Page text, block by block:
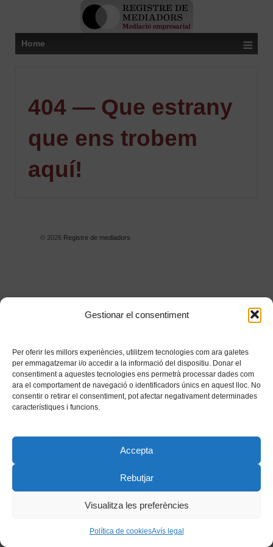
Gestionar el consentiment
Per oferir les millors experiències, utilitzem tecnologies com ara galetes
per emmagatzemar i/o accedir a la informació del dispositiu. Donar el
consentiment a aquestes tecnologies ens permetrà processar dades com
ara el comportament de navegació o identificadors únics en aquest lloc. No
consentir o retirar el consentiment, pot afectar negativament determinades
característiques i funcions.
Accepta
Rebutjar
Visualitza les preferències
Política de cookiesAvís legal
Home ≡
404 — Que estrany
que ens trobem
aquí!
© 2026Registre de mediadors